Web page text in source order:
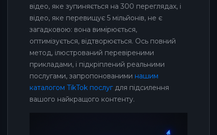
відео, яке зупиняється на 300 переглядах, і
відео, яке перевищує 5 мільйонів, не є
загадковою: вона вимірюється,
оптимізується, відтворюється. Ось повний
метод, ілюстрований перевіреними
прикладами, і підкріплений реальними
послугами, запропонованими нашим
каталогом TikTok послугдля підсилення
вашого найкращого контенту.